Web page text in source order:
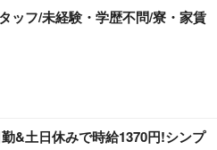
ッフ/未経験・学歴不問/寮・家賃
&土日休みで時給1370円!シンプ